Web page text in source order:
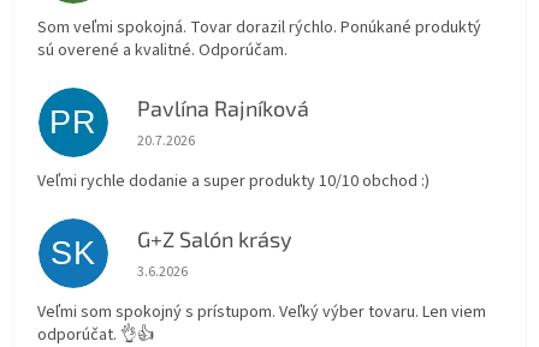
Som veľmi spokojná. Tovar dorazil rýchlo. Ponúkané produktý
sú overené a kvalitné. Odporúčam.
PR Pavlína Rajníková
Hodnotenie obchodu je 5 z 5 hviezdičiek.
20.7.2026
Veľmi rychle dodanie a super produkty 10/10 obchod :)
SK G+Z Salón krásy
Hodnotenie obchodu je 5 z 5 hviezdičiek.
3.6.2026
Veľmi som spokojný s prístupom. Veľký výber tovaru. Len viem
odporúčat. 👌👍